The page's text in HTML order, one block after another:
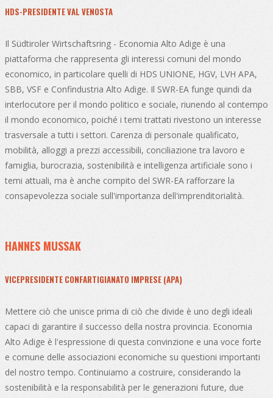
HDS-PRESIDENTE VAL VENOSTA
Il Südtiroler Wirtschaftsring - Economia Alto Adige è una
piattaforma che rappresenta gli interessi comuni del mondo
economico, in particolare quelli di HDS UNIONE, HGV, LVH APA,
SBB, VSF e Confindustria Alto Adige. Il SWR-EA funge quindi da
interlocutore per il mondo politico e sociale, riunendo al contempo
il mondo economico, poiché i temi trattati rivestono un interesse
trasversale a tutti i settori. Carenza di personale qualificato,
mobilità, alloggi a prezzi accessibili, conciliazione tra lavoro e
famiglia, burocrazia, sostenibilità e intelligenza artificiale sono i
temi attuali, ma è anche compito del SWR-EA rafforzare la
consapevolezza sociale sull'importanza dell'imprenditorialità.
HANNES MUSSAK
VICEPRESIDENTE CONFARTIGIANATO IMPRESE (APA)
Mettere ciò che unisce prima di ciò che divide è uno degli ideali
capaci di garantire il successo della nostra provincia. Economia
Alto Adige è l'espressione di questa convinzione e una voce forte
e comune delle associazioni economiche su questioni importanti
del nostro tempo. Continuiamo a costruire, considerando la
sostenibilità e la responsabilità per le generazioni future, due